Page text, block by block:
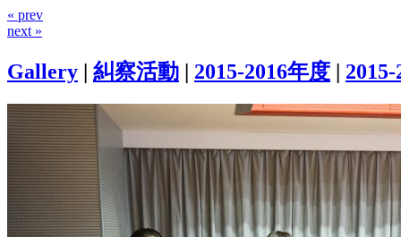
« prev
next »
Gallery | 糾察活動 | 2015-2016年度 |